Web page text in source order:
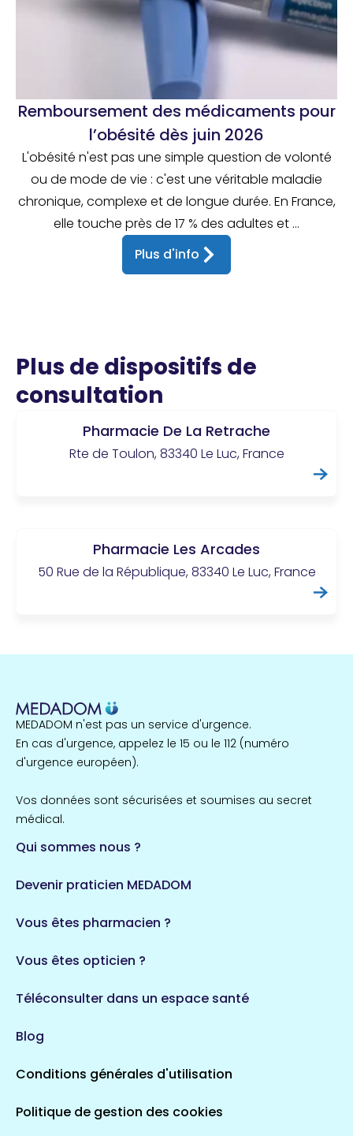
Remboursement des médicaments pour
l’obésité dès juin 2026
L'obésité n'est pas une simple question de volonté
ou de mode de vie : c'est une véritable maladie
chronique, complexe et de longue durée. En France,
elle touche près de 17 % des adultes et ...
Plus d'info
Plus de dispositifs de
consultation
Pharmacie De La Retrache
Rte de Toulon, 83340 Le Luc, France
Pharmacie Les Arcades
50 Rue de la République, 83340 Le Luc, France
MEDADOM n'est pas un service d'urgence.
En cas d'urgence, appelez le 15 ou le 112 (numéro
d'urgence européen).
Vos données sont sécurisées et soumises au secret
médical.
Qui sommes nous ?
Devenir praticien MEDADOM
Vous êtes pharmacien ?
Vous êtes opticien ?
Téléconsulter dans un espace santé
Blog
Conditions générales d'utilisation
Politique de gestion des cookies